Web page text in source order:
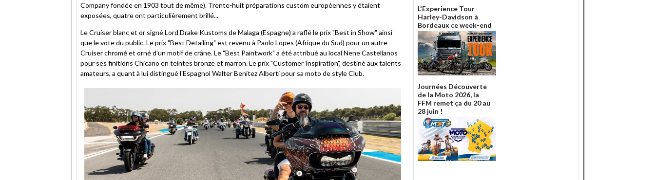
Company fondée en 1903 tout de même). Trente-huit préparations custom européennes y étaient
exposées, quatre ont particulièrement brillé...
Le Cruiser blanc et or signé Lord Drake Kustoms de Malaga (Espagne) a raflé le prix "Best in Show" ainsi
que le vote du public. Le prix "Best Detailing" est revenu à Paolo Lopes (Afrique du Sud) pour un autre
Cruiser chromé et orné d'un motif de crâne. Le "Best Paintwork" a été attribué au local Nene Castellanos
pour ses finitions Chicano en teintes bronze et marron. Le prix "Customer Inspiration", destiné aux talents
amateurs, a quant à lui distingué l'Espagnol Walter Benitez Alberti pour sa moto de style Club.
L'Experience Tour
Harley-Davidson à
Bordeaux ce week-end
Journées Découverte
de la Moto 2026, la
FFM remet ça du 20 au
28 juin !